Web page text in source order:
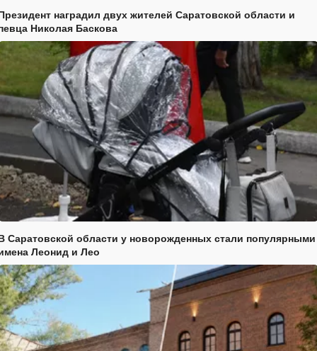
наградил двух жителей Саратовской области и
Николая Баскова
Саратовской области у новорожденных стали популярными
Леонид и Лео